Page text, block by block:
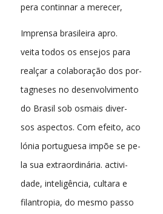
pera continnar a merecer,
Imprensa brasileira apro.
veita todos os ensejos para
realçar a colaboração dos por-
tagneses no desenvolvimento
do Brasil sob osmais diver-
sos aspectos. Com efeito, aco
lónia portuguesa impõe se pe-
la sua extraordinária. activi-
dade, inteligência, cultara e
filantropia, do mesmo passo